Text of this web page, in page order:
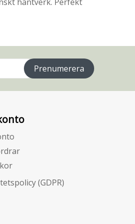
Prenumerera
(GDPR)